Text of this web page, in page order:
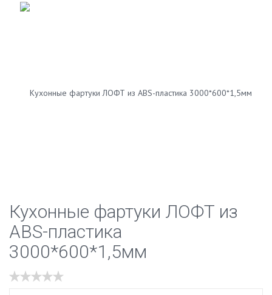
Кухонные фартуки ЛОФТ из
ABS-пластика
3000*600*1,5мм